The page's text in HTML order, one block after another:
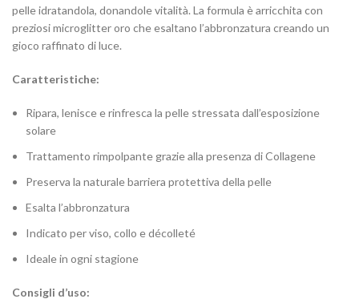
pelle idratandola, donandole vitalità. La formula è arricchita con
preziosi microglitter oro che esaltano l’abbronzatura creando un
gioco raffinato di luce.
Caratteristiche:
Ripara, lenisce e rinfresca la pelle stressata dall’esposizione
solare
Trattamento rimpolpante grazie alla presenza di Collagene
Preserva la naturale barriera protettiva della pelle
Esalta l’abbronzatura
Indicato per viso, collo e décolleté
Ideale in ogni stagione
Consigli d’uso: